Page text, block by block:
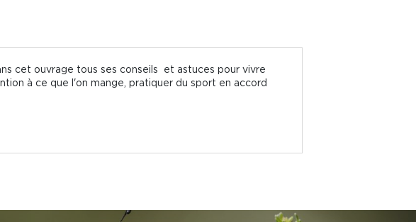
cet ouvrage tous ses conseils et astuces pour vivre
à ce que l'on mange, pratiquer du sport en accord